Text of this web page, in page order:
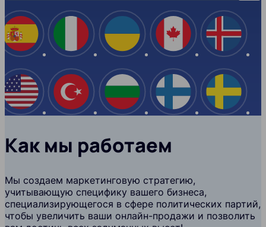
Испания
США
Италия
Турция
Украина
Болгария
Канада
Финляндия
Как мы работаем
Мы создаем маркетинговую стратегию,
учитывающую специфику вашего бизнеса,
специализирующегося в сфере политических партий,
чтобы увеличить ваши онлайн-продажи и позволить